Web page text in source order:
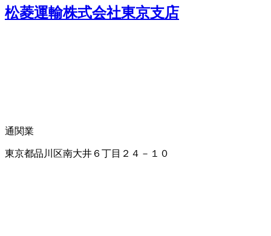
松菱運輸株式会社東京支店
通関業
東京都品川区南大井６丁目２４－１０